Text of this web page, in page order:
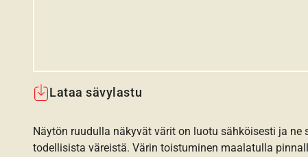
Lataa sävylastu
Näytön ruudulla näkyvät värit on luotu sähköisesti ja ne
todellisista väreistä. Värin toistuminen maalatulla